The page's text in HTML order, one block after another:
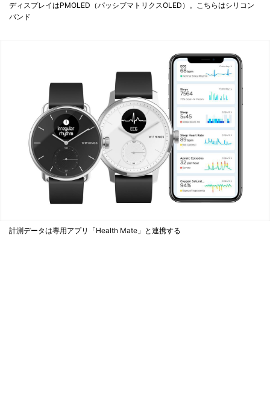
ディスプレイはPMOLED（パッシブマトリクスOLED）。こちらはシリコン
バンド
計測データは専用アプリ「Health Mate」と連携する